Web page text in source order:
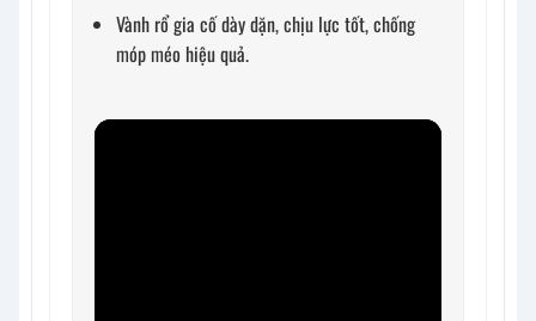
Vành rổ gia cố dày dặn, chịu lực tốt, chống
móp méo hiệu quả.